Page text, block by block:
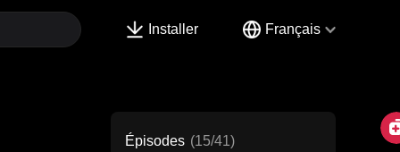
Installer Français
Épisodes (15/41)